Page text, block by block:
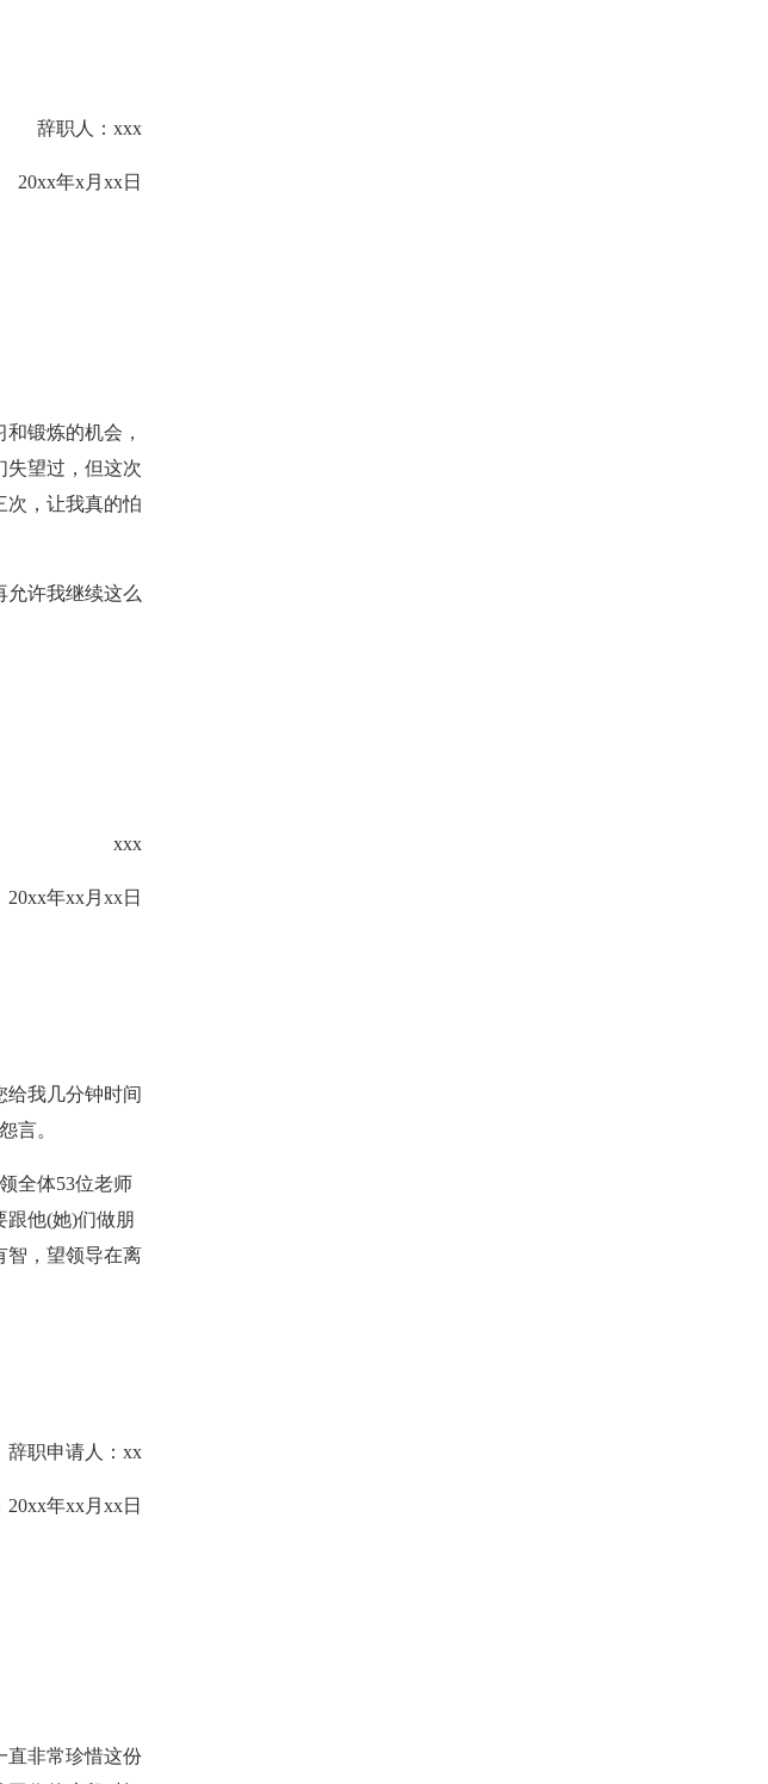
辞职人：xxx
年x月xx日
锻炼的机会，
失望过，但这次
次，让我真的怕
允许我继续这么
xxx
年xx月xx日
给我几分钟时间
言。
全体53位老师
他(她)们做朋
智，望领导在离
申请人：xx
年xx月xx日
直非常珍惜这份